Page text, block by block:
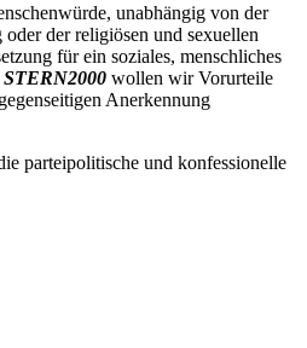
unabhängig von der
der religiösen und sexuellen
für ein soziales, menschliches
STERN2000 wollen wir Vorurteile
Anerkennung
parteipolitische und konfessionelle